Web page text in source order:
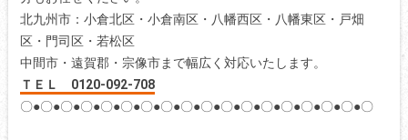
北九州市：小倉北区・小倉南区・八幡西区・八幡東区・戸畑
区・門司区・若松区
中間市・遠賀郡・宗像市まで幅広く対応いたします。
ＴＥＬ 0120-092-708
〇●〇●〇●〇●〇●〇●〇●〇●〇●〇●〇●〇●〇●〇●〇●〇●〇●〇